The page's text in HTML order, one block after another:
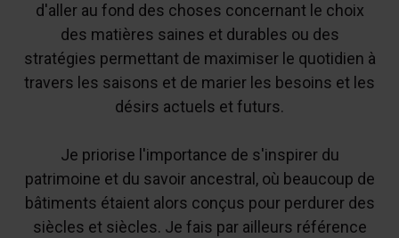
d'aller au fond des choses concernant le choix
des matières saines et durables ou des
stratégies permettant de maximiser le quotidien à
travers les saisons et de marier les besoins et les
désirs actuels et futurs.
Je priorise l'importance de s'inspirer du
patrimoine et du savoir ancestral, où beaucoup de
bâtiments étaient alors conçus pour perdurer des
siècles et siècles. Je fais par ailleurs référence